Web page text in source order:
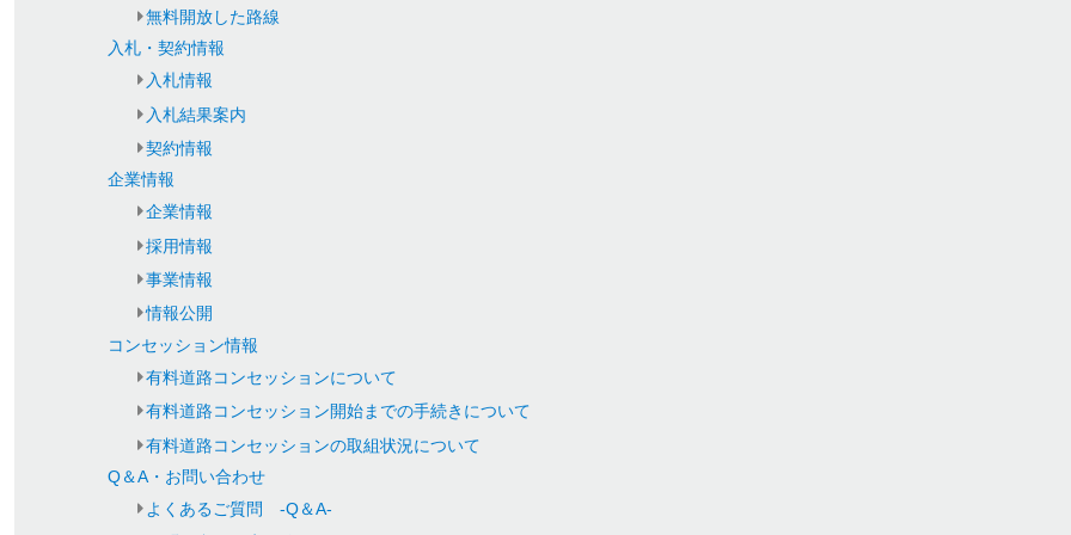
無料開放した路線
入札・契約情報
入札情報
入札結果案内
契約情報
企業情報
企業情報
採用情報
事業情報
情報公開
コンセッション情報
有料道路コンセッションについて
有料道路コンセッション開始までの手続きについて
有料道路コンセッションの取組状況について
Q＆A・お問い合わせ
よくあるご質問 -Q＆A-